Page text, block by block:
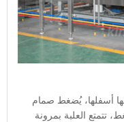
أسفلها، يُضغط صمام
تتمتع العلبة بمرونة